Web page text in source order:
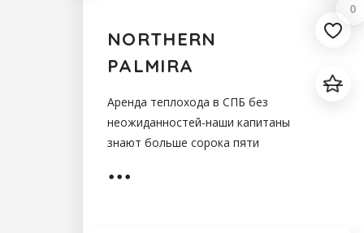
0
NORTHERN
PALMIRA
Аренда теплохода в СПБ без
неожиданностей-наши капитаны
знают больше сорока пяти
с радостью продемонстрируют